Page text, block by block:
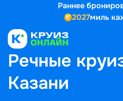
Раннее
2027миль
ГЛАВНАЯ • ПОПУЛЯРНЫЕ НАПРАВЛЕНИЯ
Речные
Казани